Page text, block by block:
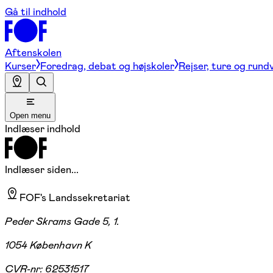
Gå til indhold
Aftenskolen
Kurser Foredrag, debat og højskoler Rejser, ture og
Open menu
Indlæser indhold
Indlæser siden...
FOF's Landssekretariat
Peder Skrams Gade 5, 1.
1054 København K
CVR-nr: 62531517